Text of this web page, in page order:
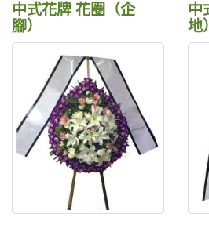
中式花牌 花圈（企
腳）
中
地）